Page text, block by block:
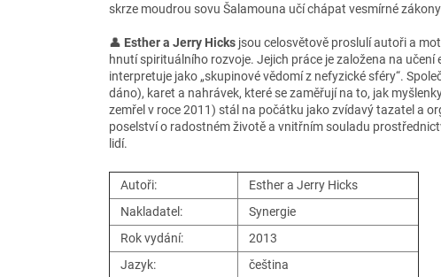
skrze moudrou sovu Šalamouna učí chápat vesmírné
👤 Esther a Jerry Hicks jsou celosvětově proslulí autoři a
hnutí spirituálního rozvoje. Jejich práce je založena na
interpretuje jako „skupinové vědomí z nefyzické sféry“.
dáno), karet a nahrávek, které se zaměřují na to, jak
zemřel v roce 2011) stál na počátku jako zvídavý tazatel a
poselství o radostném životě a vnitřním souladu
lidí.
Autoři:
Esther a Jerry Hicks
Nakladatel:
Synergie
Rok vydání:
2013
Jazyk:
čeština